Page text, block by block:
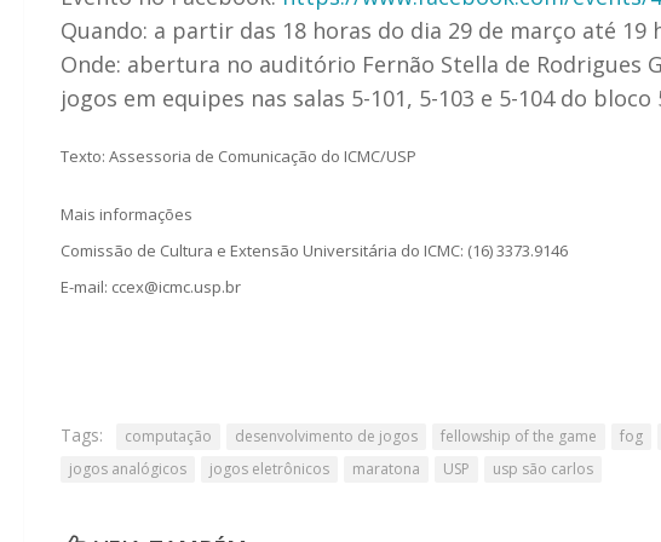
Quando: a partir das 18 horas do dia 29 de março até 19
Onde: abertura no auditório Fernão Stella de Rodrigues
jogos em equipes nas salas 5-101, 5-103 e 5-104 do bloco
Texto: Assessoria de Comunicação do ICMC/USP
Mais informações
Comissão de Cultura e Extensão Universitária do ICMC: (16) 3373.9146
E-mail: ccex@icmc.usp.br
Tags: computação desenvolvimento de jogos fellowship of the game fog
jogos analógicos
jogos eletrônicos maratona USP usp são carlos